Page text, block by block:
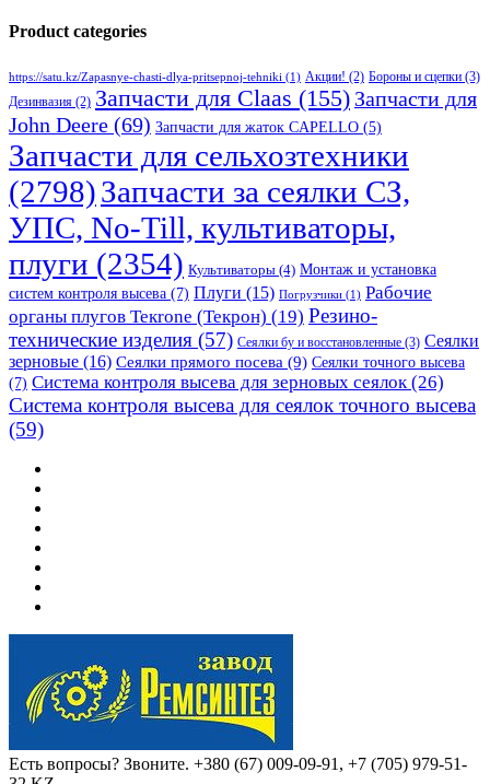
Product categories
https://satu.kz/Zapasnye-chasti-dlya-pritsepnoj-tehniki (1) Акции! (2) Бороны и сцепки (3)
Дезинвазия (2) Запчасти для Claas (155) Запчасти для
John Deere (69) Запчасти для жаток CAPELLO (5)
Запчасти для сельхозтехники
(2798)Запчасти за сеялки СЗ,
УПС, No-Till, культиваторы,
плуги (2354) Культиваторы (4) Монтаж и установка
систем контроля высева (7) Плуги (15) Погрузчики (1) Рабочие
органы плугов Текrоne (Текрон) (19) Резино-
технические изделия (57) Сеялки бу и восстановленные (3) Сеялки
зерновые (16) Сеялки прямого посева (9) Сеялки точного высева
(7) Система контроля высева для зерновых сеялок (26)
Система контроля высева для сеялок точного высева
(59)
Есть вопросы? Звоните. +380 (67) 009-09-91, +7 (705) 979-51-